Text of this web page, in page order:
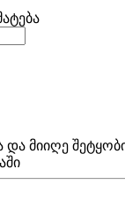
და მიიღე